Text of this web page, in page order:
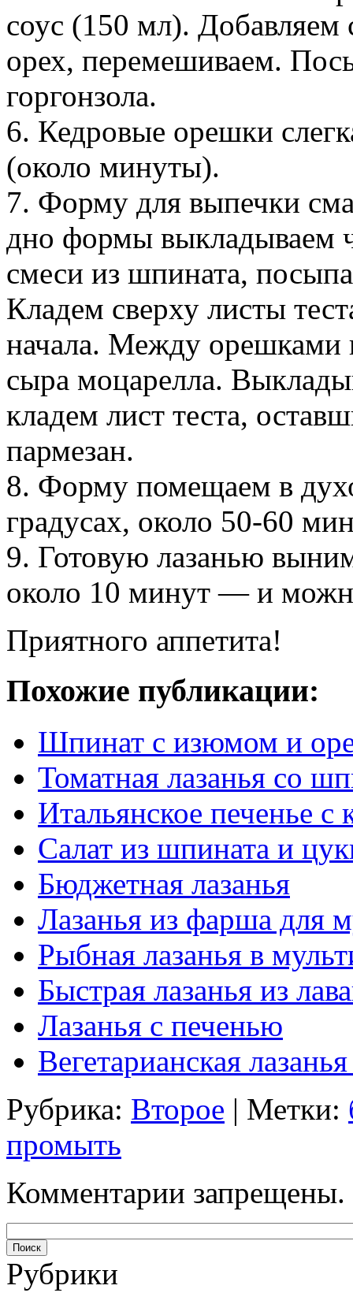
соус (150 мл). Добавляем
орех, перемешиваем.
горгонзола.
6. Кедровые орешки
(около минуты).
7. Форму для выпечки
дно формы выкладываем
смеси из шпината,
Кладем сверху листы
начала. Между орешками
сыра моцарелла.
кладем лист теста,
пармезан.
8. Форму помещаем в
градусах, около 50-60
9. Готовую лазанью
около 10 минут — и
Приятного аппетита!
Похожие публикации:
Шпинат с изюмом и
Томатная лазанья со
Итальянское печенье
Салат из шпината и
Бюджетная лазанья
Лазанья из фарша для
Рыбная лазанья в
Быстрая лазанья из
Лазанья с печенью
Вегетарианская
Рубрика: Второе | Метки:
промыть
Комментарии запрещены.
Рубрики